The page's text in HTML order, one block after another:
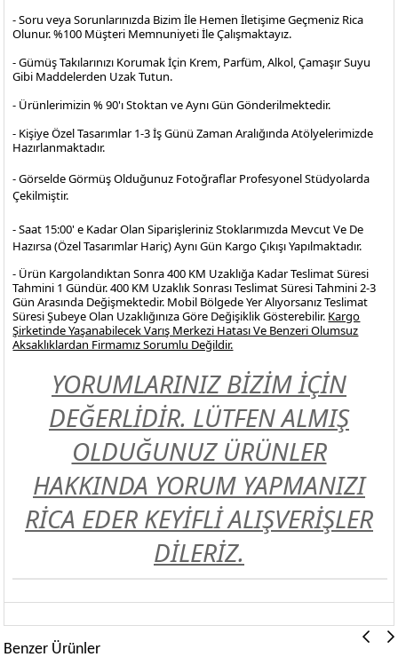
- Soru veya Sorunlarınızda Bizim İle Hemen İletişime Geçmeniz Rica
Olunur. %100 Müşteri Memnuniyeti İle Çalışmaktayız.
- Gümüş Takılarınızı Korumak İçin Krem, Parfüm, Alkol, Çamaşır Suyu
Gibi Maddelerden Uzak Tutun.
- Ürünlerimizin % 90'ı Stoktan ve Aynı Gün Gönderilmektedir.
- Kişiye Özel Tasarımlar 1-3 İş Günü Zaman Aralığında Atölyelerimizde
Hazırlanmaktadır.
- Görselde Görmüş Olduğunuz Fotoğraflar ProfesyonelStüdyolarda
Çekilmiştir.
- Saat 15:00' e Kadar Olan Siparişleriniz Stoklarımızda Mevcut Ve De
Hazırsa (Özel Tasarımlar Hariç) Aynı Gün Kargo Çıkışı Yapılmaktadır.
- Ürün Kargolandıktan Sonra 400 KM Uzaklığa Kadar Teslimat Süresi
Tahmini 1 Gündür. 400 KM Uzaklık Sonrası Teslimat Süresi Tahmini 2-3
Gün Arasında Değişmektedir. Mobil Bölgede Yer Alıyorsanız Teslimat
Süresi Şubeye Olan Uzaklığınıza Göre Değişiklik Gösterebilir. Kargo
Şirketinde Yaşanabilecek Varış Merkezi Hatası Ve Benzeri Olumsuz
Aksaklıklardan Firmamız Sorumlu Değildir.
YORUMLARINIZ BİZİM İÇİN
DEĞERLİDİR. LÜTFEN ALMIŞ
OLDUĞUNUZ ÜRÜNLER
HAKKINDA YORUM YAPMANIZI
RİCA EDER KEYİFLİ ALIŞVERİŞLER
DİLERİZ.
Benzer Ürünler